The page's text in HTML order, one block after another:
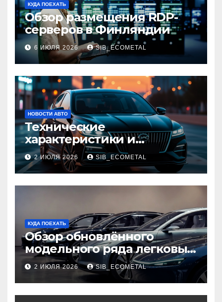
КУДА ПОЕХАТЬ
Обзор размещения RDP-
серверов в Финляндии
6 ИЮЛЯ 2026 SIB_ECOMETAL
НОВОСТИ АВТО
Технические
характеристики и
доступные комплектации
GAC Empow
2 ИЮЛЯ 2026 SIB_ECOMETAL
КУДА ПОЕХАТЬ
Обзор обновлённого
модельного ряда легковых
автомобилей 2026 года
2 ИЮЛЯ 2026 SIB_ECOMETAL